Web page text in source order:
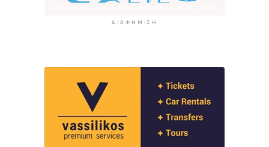
ΔΙΑΦΉΜΙΣΗ